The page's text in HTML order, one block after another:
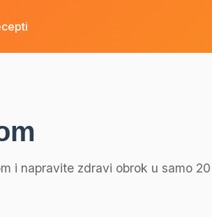
i napravite zdravi obrok u samo